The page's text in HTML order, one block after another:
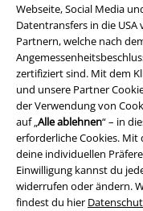
Webseite, Social Media
Datentransfers in die
Partnern, welche nach
zertifiziert sind. Mit dem
und unsere Partner
der Verwendung von
auf „Alle ablehnen“ – in
erforderliche Cookies. Mit
deine individuellen
Einwilligung kannst du
widerrufen oder ändern.
findest du hier
Rechtliches
AGB
Impressum
Datenschutz
Entsorgung und
Konformitätserklärung